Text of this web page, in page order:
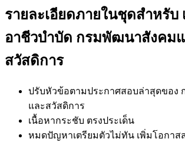
รายละเอียดภายในชุดสำหรับ
อาชีวบำบัด กรมพัฒนาสังคม
สวัสดิการ
ปรับหัวข้อตามประกาศสอบล่าสุดของ
และสวัสดิการ
เนื้อหากระชับ ตรงประเด็น
หมดปัญหาเตรียมตัวไม่ทัน เพิ่มโอกาส